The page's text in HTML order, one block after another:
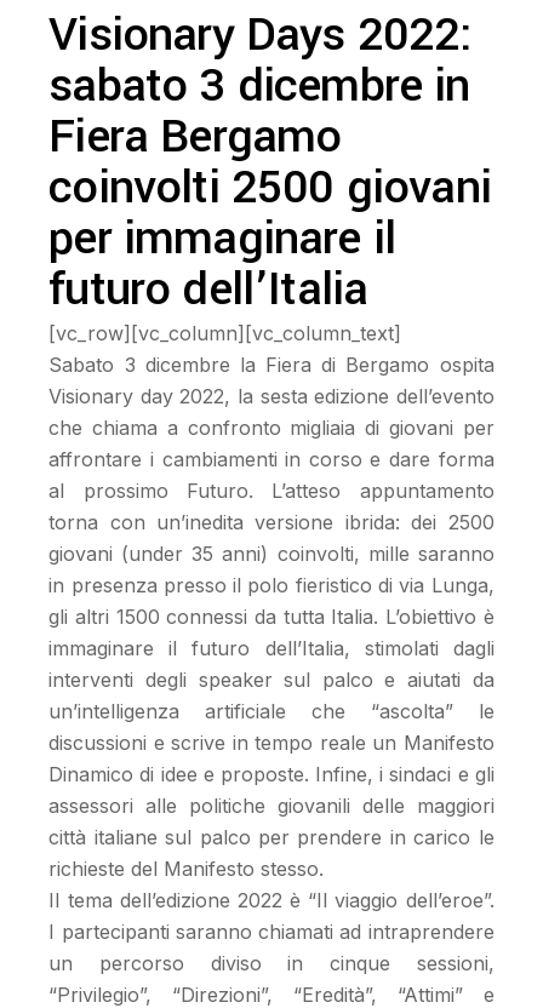
Visionary Days 2022:
sabato 3 dicembre in
Fiera Bergamo
coinvolti 2500 giovani
per immaginare il
futuro dell’Italia
[vc_row][vc_column][vc_column_text]
Sabato 3 dicembre la Fiera di Bergamo ospita
Visionary day 2022, la sesta edizione dell’evento
che chiama a confronto migliaia di giovani per
affrontare i cambiamenti in corso e dare forma
al prossimo Futuro. L’atteso appuntamento
torna con un’inedita versione ibrida: dei 2500
giovani (under 35 anni) coinvolti, mille saranno
in presenza presso il polo fieristico di via Lunga,
gli altri 1500 connessi da tutta Italia. L’obiettivo è
immaginare il futuro dell’Italia, stimolati dagli
interventi degli speaker sul palco e aiutati da
un’intelligenza artificiale che “ascolta” le
discussioni e scrive in tempo reale un Manifesto
Dinamico di idee e proposte. Infine, i sindaci e gli
assessori alle politiche giovanili delle maggiori
città italiane sul palco per prendere in carico le
richieste del Manifesto stesso.
Il tema dell’edizione 2022 è “Il viaggio dell’eroe”.
I partecipanti saranno chiamati ad intraprendere
un percorso diviso in cinque sessioni,
“Privilegio”, “Direzioni”, “Eredità”, “Attimi” e